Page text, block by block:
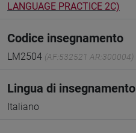
LANGUAGE PRACTICE 2C)
Codice insegnamento
LM2504 (AF:532521 AR:300004)
Lingua di insegnamento
Italiano